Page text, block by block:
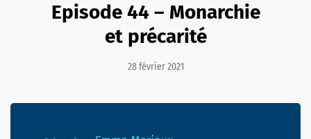
Episode 44 – Monarchie
et précarité
28 février 2021